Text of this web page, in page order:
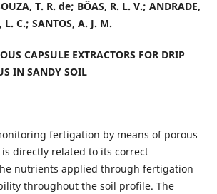
T. R. de; BÔAS, R. L. V.; ANDRADE,
L. C.; SANTOS, A. J. M.
CAPSULE EXTRACTORS FOR DRIP
IN SANDY SOIL
fertigation by means of porous
directly related to its correct
nutrients applied through fertigation
throughout the soil profile. The